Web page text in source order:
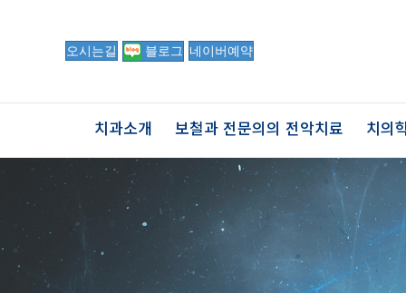
오시는길 블로그 네이버예약
치과소개 보철과 전문의의 전악치료 치의